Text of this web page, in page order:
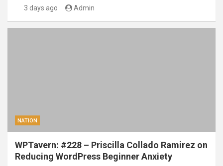
3 days ago Admin
NATION
WPTavern: #228 – Priscilla Collado Ramirez on
Reducing WordPress Beginner Anxiety